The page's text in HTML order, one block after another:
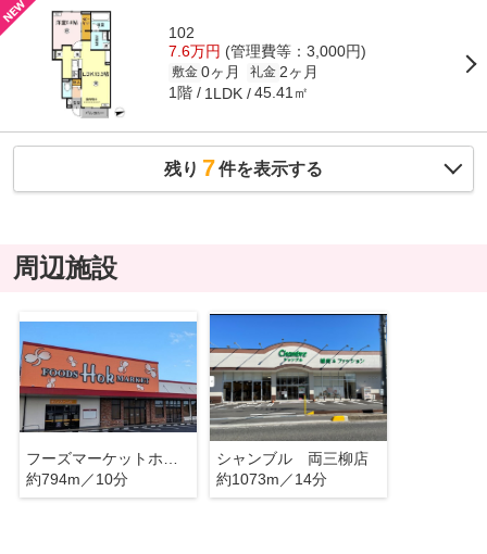
102
7.6万円 (管理費等：3,000円)
敷金 0ヶ月 礼金 2ヶ月
1階 1LDK 45.41㎡
残り 7件を表示する
周辺施設
フーズマーケットホック 両三柳店
約794m／10分
シャンブル 両三柳店
約1073m／14分